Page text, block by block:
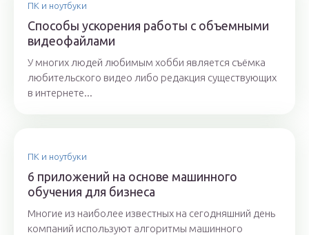
ПК и ноутбуки
Способы ускорения работы с объемными
видеофайлами
У многих людей любимым хобби является съёмка
любительского видео либо редакция существующих
в интернете...
ПК и ноутбуки
6 приложений на основе машинного
обучения для бизнеса
Многие из наиболее известных на сегодняшний день
компаний используют алгоритмы машинного